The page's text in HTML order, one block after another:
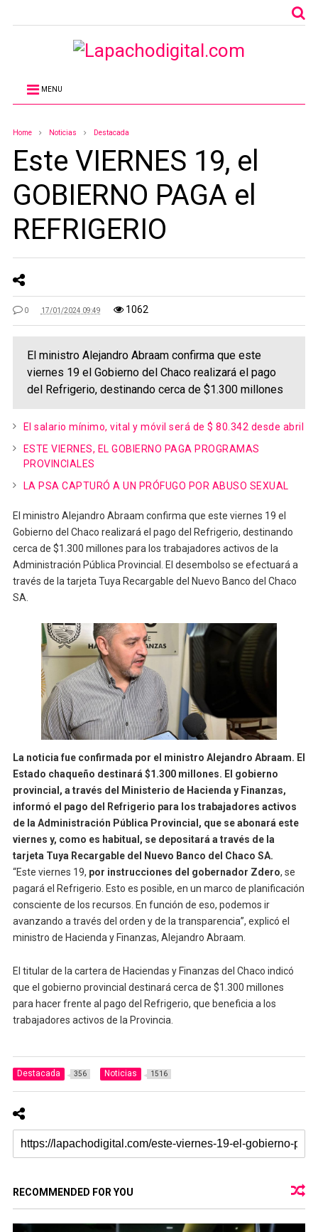
MENU
Home Noticias Destacada
Este VIERNES 19, el
GOBIERNO PAGA el
REFRIGERIO
0 17/01/2024 09:49 1062
El ministro Alejandro Abraam confirma que este
viernes 19 el Gobierno del Chaco realizará el pago
del Refrigerio, destinando cerca de $1.300 millones
El salario mínimo, vital y móvil será de $ 80.342 desde abril
ESTE VIERNES, EL GOBIERNO PAGA PROGRAMAS
PROVINCIALES
LA PSA CAPTURÓ A UN PRÓFUGO POR ABUSO SEXUAL
El ministro Alejandro Abraam confirma que este viernes 19 el
Gobierno del Chaco realizará el pago del Refrigerio, destinando
cerca de $1.300 millones para los trabajadores activos de la
Administración Pública Provincial. El desembolso se efectuará a
través de la tarjeta Tuya Recargable del Nuevo Banco del Chaco
SA.
La noticia fue confirmada por el ministro Alejandro Abraam. El
Estado chaqueño destinará $1.300 millones. El gobierno
provincial, a través del Ministerio de Hacienda y Finanzas,
informó el pago del Refrigerio para los trabajadores activos
de la Administración Pública Provincial, que se abonará este
viernes y, como es habitual, se depositará a través de la
tarjeta Tuya Recargable del Nuevo Banco del Chaco SA.
“Este viernes 19, por instrucciones del gobernador Zdero, se
pagará el Refrigerio. Esto es posible, en un marco de planificación
consciente de los recursos. En función de eso, podemos ir
avanzando a través del orden y de la transparencia”, explicó el
ministro de Hacienda y Finanzas, Alejandro Abraam.
El titular de la cartera de Haciendas y Finanzas del Chaco indicó
que el gobierno provincial destinará cerca de $1.300 millones
para hacer frente al pago del Refrigerio, que beneficia a los
trabajadores activos de la Provincia.
Destacada 356 Noticias 1516
RECOMMENDED FOR YOU